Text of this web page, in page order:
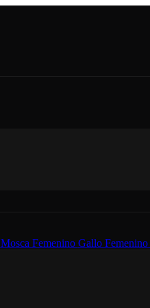
Mosca Femenino Gallo Femenino